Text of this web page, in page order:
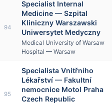
94
Specialist Internal
Medicine — Szpital
Kliniczny Warszawski
Uniwersytet Medyczny
Medical University of Warsaw
Hospital — Warsaw
95
Specialista Vnitřního
Lékařství — Fakultní
nemocnice Motol Praha
Czech Republic